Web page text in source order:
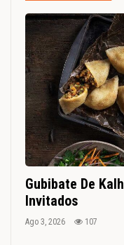
Gubibate De
Invitados
Ago 3, 2026 107